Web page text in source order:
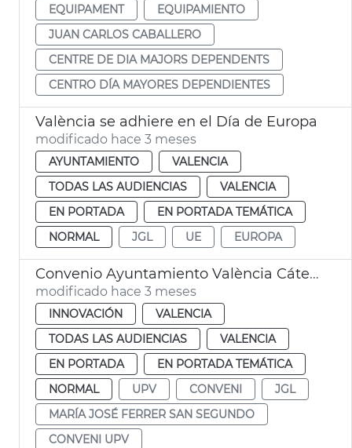
EQUIPAMENT
EQUIPAMIENTO
JUAN CARLOS CABALLERO
CENTRE DE DIA MAJORS DEPENDENTS
CENTRO DÍA MAYORES DEPENDIENTES
València se adhiere en el Día de Europa
modificado hace 3 meses
AYUNTAMIENTO
VALENCIA
TODAS LAS AUDIENCIAS
VALENCIA
EN PORTADA
EN PORTADA TEMÁTICA
NORMAL
JGL UE EUROPA
Convenio Ayuntamiento València Cátedra Transición Energética UPV
modificado hace 3 meses
INNOVACIÓN
VALENCIA
TODAS LAS AUDIENCIAS
VALENCIA
EN PORTADA
EN PORTADA TEMÁTICA
NORMAL
UPV CONVENI
JGL
MARÍA JOSÉ FERRER SAN SEGUNDO
CONVENI UPV